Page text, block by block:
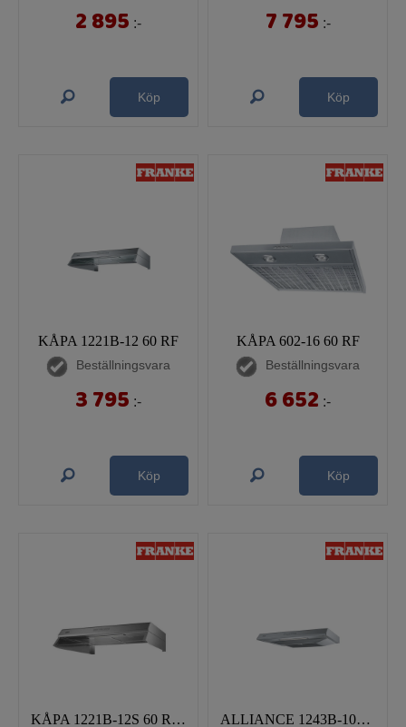
2 895 :-
Köp
7 795 :-
Köp
KÅPA 1221B-12 60 RF
Beställningsvara
3 795 :-
Köp
KÅPA 602-16 60 RF
Beställningsvara
6 652 :-
Köp
KÅPA 1221B-12S 60 RF SAFE ALLIANCE 1243B-10SP 60 RF COMFORT+